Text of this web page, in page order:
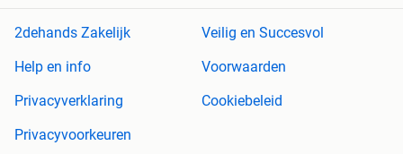
2dehands Zakelijk
Veilig en Succesvol
Help en info
Voorwaarden
Privacyverklaring
Cookiebeleid
Privacyvoorkeuren